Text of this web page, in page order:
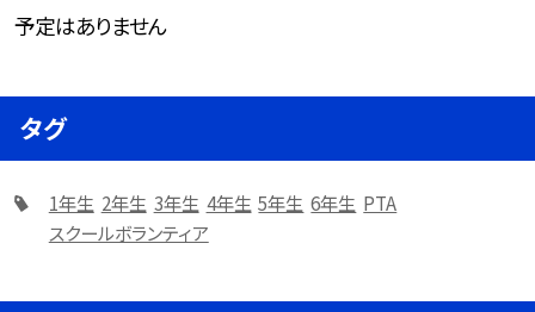
予定はありません
タグ
1年生 2年生 3年生 4年生 5年生 6年生 PTA
スクールボランティア